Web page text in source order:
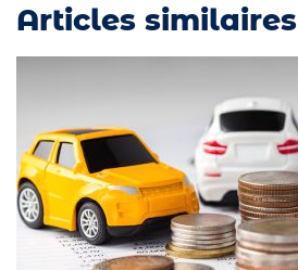
Articles similaires